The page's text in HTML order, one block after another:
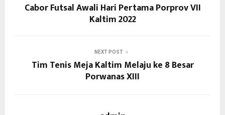
Cabor Futsal Awali Hari Pertama Porprov VII
Kaltim 2022
NEXT POST
Tim Tenis Meja Kaltim Melaju ke 8 Besar
Porwanas XIII